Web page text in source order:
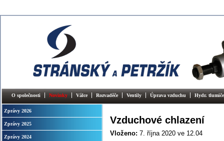
O společnosti Novinky Válce Rozvaděče Ventily Úprava vzduchu Hydr.
Zprávy 2026
Zprávy 2025
Zprávy 2024
Vzduchové chlazení
Vloženo: 7. října 2020 ve 12.04